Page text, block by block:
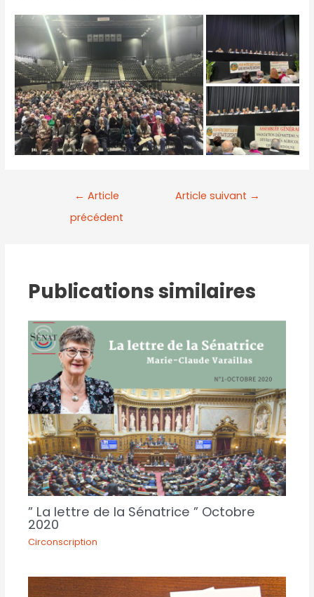
← Article
précédent
Article suivant →
Publications similaires
” La lettre de la Sénatrice ” Octobre
2020
Circonscription